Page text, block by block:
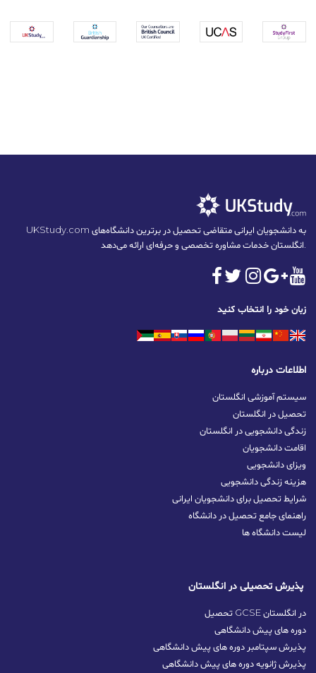
UKStudy.com به دانشجویان ایرانی متقاضی تحصیل در برترین دانشگاه‌های
انگلستان خدمات مشاوره تخصصی و حرفه‌ای ارائه می‌دهد.
زبان خود را انتخاب کنید
اطلاعات درباره
سیستم آموزشی انگلستان
تحصیل در انگلستان
زندگی دانشجویی در انگلستان
اقامت دانشجویان
ویزای دانشجویی
هزینه زندگی دانشجویی
شرایط تحصیل برای دانشجویان ایرانی
راهنمای جامع تحصیل در دانشگاه
لیست دانشگاه ها
پذیرش تحصیلی در انگلستان
تحصیل GCSE در انگلستان
دوره های پیش دانشگاهی
پذیرش سپتامبر دوره های پیش دانشگاهی
پذیرش ژانویه دوره های پیش دانشگاهی